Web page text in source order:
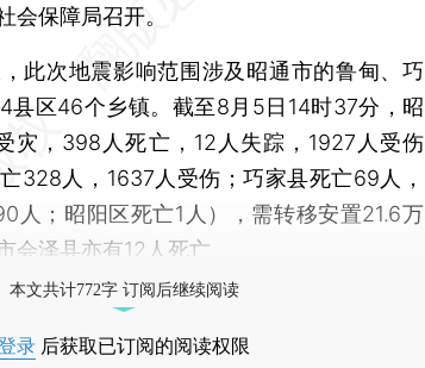
会保障局召开。
次地震影响范围涉及昭通市的鲁甸、巧
县区46个乡镇。截至8月5日14时37分，昭
灾，398人死亡，12人失踪，1927人受伤
328人，1637人受伤；巧家县死亡69人，
人；昭阳区死亡1人），需转移安置21.6万
会泽县亦有12人死亡
本文共计772字 订阅后继续阅读
录 后获取已订阅的阅读权限